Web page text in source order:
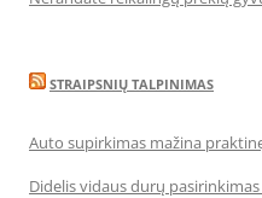
STRAIPSNIŲ TALPINIMAS
Auto supirkimas mažina
Didelis vidaus durų